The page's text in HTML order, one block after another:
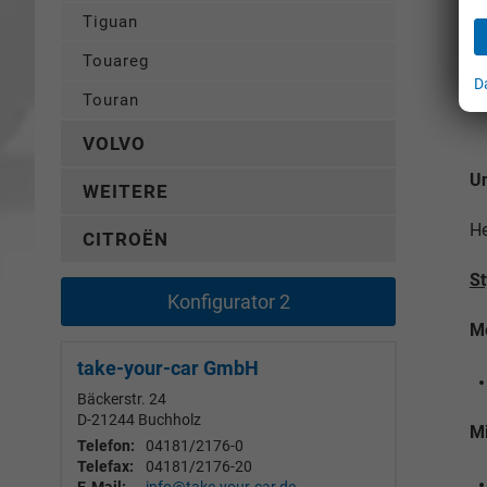
Tiguan
Touareg
Touran
VOLVO
WEITERE
CITROËN
Konfigurator 2
take-your-car GmbH
Bäckerstr. 24
D-21244 Buchholz
Telefon:
04181/2176-0
Telefax:
04181/2176-20